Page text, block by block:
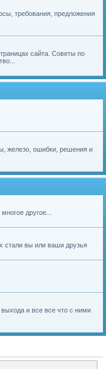
требования, предложения
сайта. Советы по
железо, ошибки, решения и
другое...
стали вы или ваши друзья
и все все что с ними